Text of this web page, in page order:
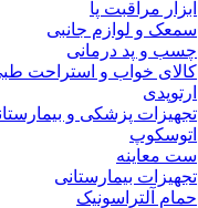
ابزار مراقبت پا
سمعک و لوازم جانبی
چسب و پد درمانی
کالای خواب و استراحت
ارتوپدی
تجهیزات پزشکی و
اتوسکوپ
ست معاینه
تجهیزات بیمارستانی
حمام آلتراسونیک